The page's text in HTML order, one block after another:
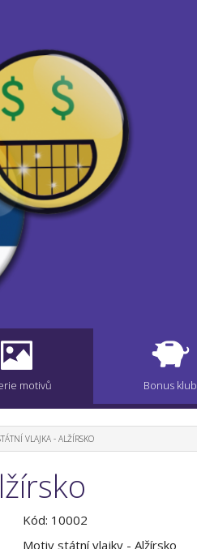
motivů Bonus klub
VLAJKA - ALŽÍRSKO
Kód: 10002
Motiv státní vlajky - Alžírsko